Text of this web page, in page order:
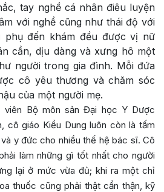
tay nghề cá nhân điêu luyện
với nghề cũng như thái độ với
phụ đến khám đều được vị nữ
cần, dịu dàng và xưng hô một
người trong gia đình. Mỗi đứa
cô yêu thương và chăm sóc
của một người mẹ.
viên Bộ môn sản Đại học Y Dược
cô giáo Kiều Dung luôn còn là tấm
y đức cho nhiều thế hệ bác sĩ. Cô
làm những gì tốt nhất cho người
lại ở mức vừa đủ; khi ra một chỉ
thuốc cũng phải thật cẩn thận, kỹ